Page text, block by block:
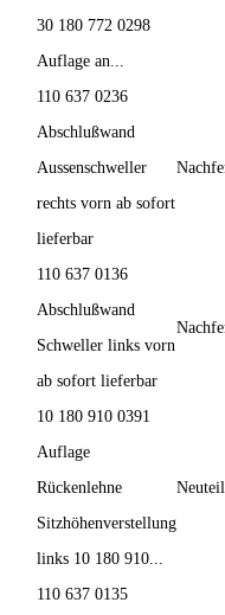
30 180 772 0298
Auflage an...
110 637 0236
Abschlußwand
Aussenschweller
rechts vorn ab sofort
lieferbar
110 637 0136
Abschlußwand
Schweller links vorn
ab sofort lieferbar
10 180 910 0391
Auflage
Rückenlehne
Sitzhöhenverstellung
links 10 180 910...
110 637 0135